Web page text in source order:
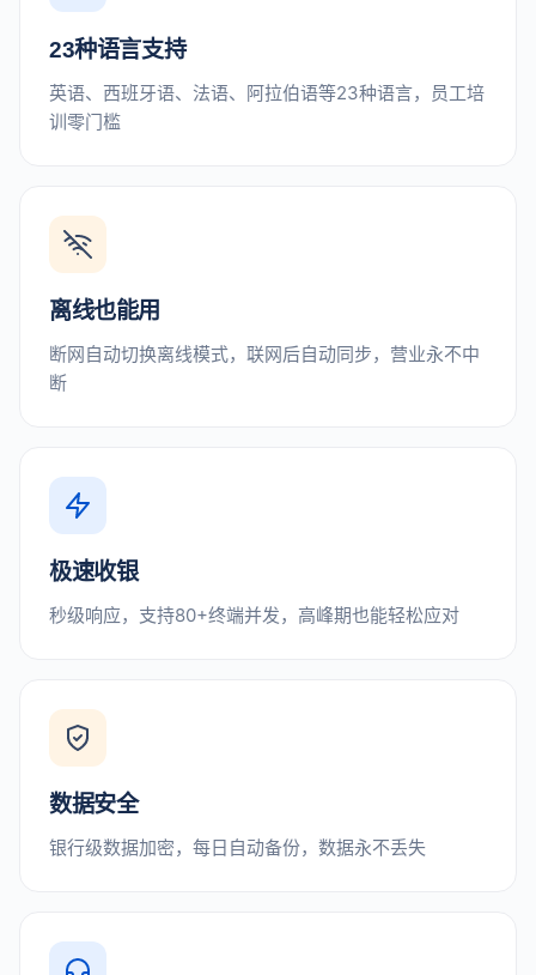
23种语言支持
英语、西班牙语、法语、阿拉伯语等23种语言，员工培
训零门槛
离线也能用
断网自动切换离线模式，联网后自动同步，营业永不中
断
极速收银
秒级响应，支持80+终端并发，高峰期也能轻松应对
数据安全
银行级数据加密，每日自动备份，数据永不丢失